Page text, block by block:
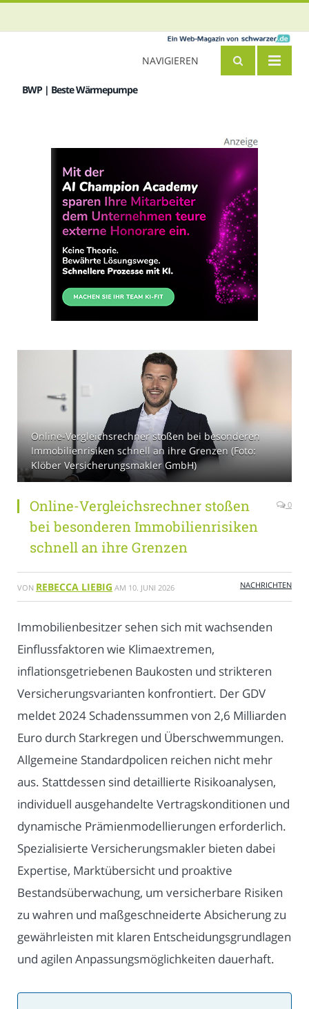
BWP | Beste Wärmepumpe
NAVIGIEREN
Online-Vergleichsrechner stoßen bei besonderen
Immobilienrisiken schnell an ihre Grenzen (Foto:
Klöber Versicherungsmakler GmbH)
Online-Vergleichsrechner stoßen
bei besonderen Immobilienrisiken
schnell an ihre Grenzen
0
VON REBECCA LIEBIG AM 10. JUNI 2026 NACHRICHTEN
Immobilienbesitzer sehen sich mit wachsenden
Einflussfaktoren wie Klimaextremen,
inflationsgetriebenen Baukosten und strikteren
Versicherungsvarianten konfrontiert. Der GDV
meldet 2024 Schadenssummen von 2,6 Milliarden
Euro durch Starkregen und Überschwemmungen.
Allgemeine Standardpolicen reichen nicht mehr
aus. Stattdessen sind detaillierte Risikoanalysen,
individuell ausgehandelte Vertragskonditionen und
dynamische Prämienmodellierungen erforderlich.
Spezialisierte Versicherungsmakler bieten dabei
Expertise, Marktübersicht und proaktive
Bestandsüberwachung, um versicherbare Risiken
zu wahren und maßgeschneiderte Absicherung zu
gewährleisten mit klaren Entscheidungsgrundlagen
und agilen Anpassungsmöglichkeiten dauerhaft.